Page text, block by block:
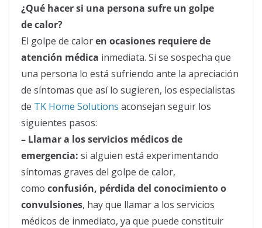
¿Qué hacer si una persona sufre un golpe
decalor?
El golpe de caloren ocasiones requiere de
atención médica inmediata. Si se sospecha que
una persona lo está sufriendo ante la apreciación
de síntomas que así lo sugieren, los especialistas
de TK Home Solutions aconsejan seguir los
siguientes pasos:
– Llamar a los servicios médicos de
emergencia: si alguien está experimentando
síntomas graves del golpe de calor,
como confusión, pérdida del conocimiento o
convulsiones, hay que llamar a los servicios
médicos de inmediato, ya que puede constituir